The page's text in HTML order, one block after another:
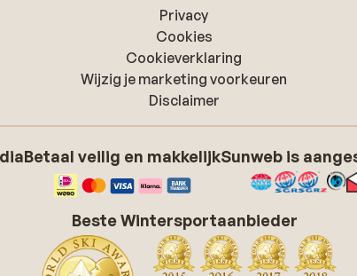
Privacy
Cookies
Cookieverklaring
Wijzig je marketing voorkeuren
Disclaimer
Betaal veilig en makkelijkSunweb is
Beste Wintersportaanbieder